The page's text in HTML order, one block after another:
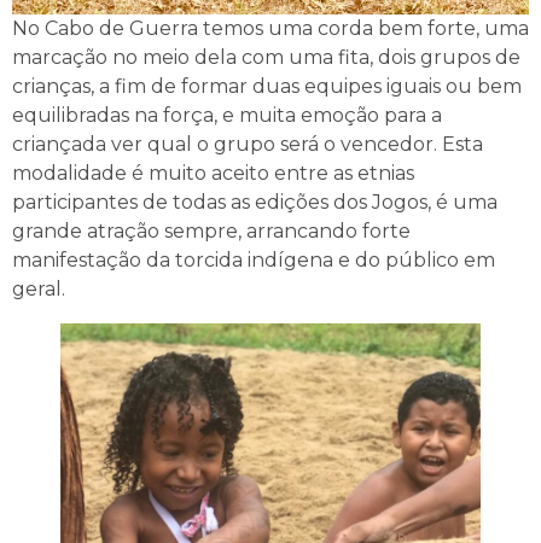
No Cabo de Guerra temos uma corda bem forte, uma
marcação no meio dela com uma fita, dois grupos de
crianças, a fim de formar duas equipes iguais ou bem
equilibradas na força, e muita emoção para a
criançada ver qual o grupo será o vencedor. Esta
modalidade é muito aceito entre as etnias
participantes de todas as edições dos Jogos, é uma
grande atração sempre, arrancando forte
manifestação da torcida indígena e do público em
geral.